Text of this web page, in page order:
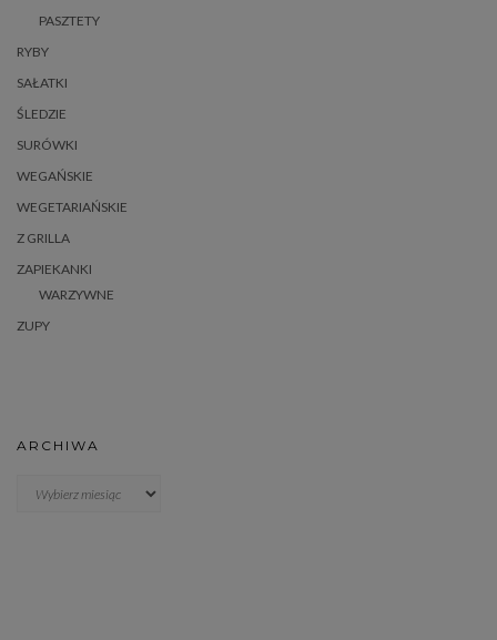
PASZTETY
RYBY
SAŁATKI
ŚLEDZIE
SURÓWKI
WEGAŃSKIE
WEGETARIAŃSKIE
Z GRILLA
ZAPIEKANKI
WARZYWNE
ZUPY
ARCHIWA